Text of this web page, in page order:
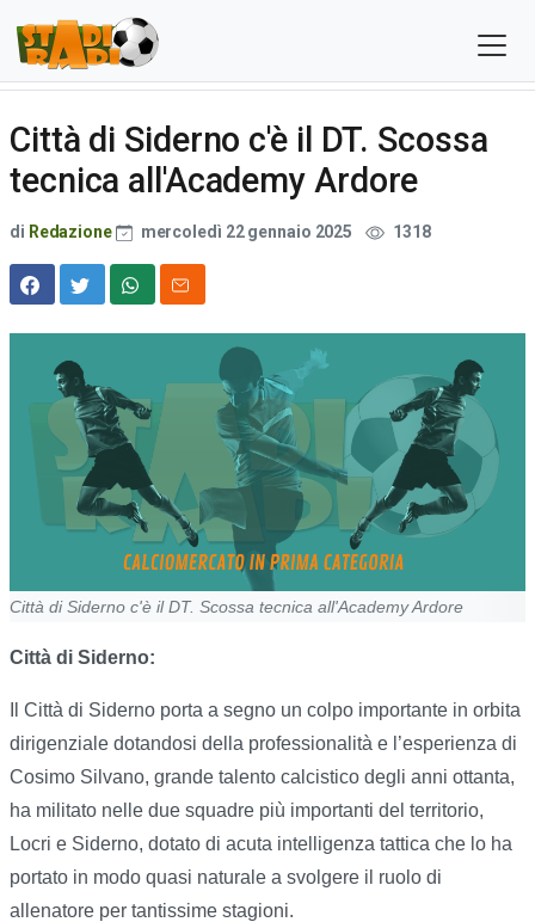
Città di Siderno c'è il DT. Scossa
tecnica all'Academy Ardore
di Redazione mercoledì 22 gennaio 2025 1318
Città di Siderno c'è il DT. Scossa tecnica all'Academy Ardore
Città di Siderno:
Il Città di Siderno porta a segno un colpo importante in orbita
dirigenziale dotandosi della professionalità e l’esperienza di
Cosimo Silvano, grande talento calcistico degli anni ottanta,
ha militato nelle due squadre più importanti del territorio,
Locri e Siderno, dotato di acuta intelligenza tattica che lo ha
portato in modo quasi naturale a svolgere il ruolo di
allenatore per tantissime stagioni.